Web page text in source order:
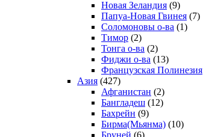
Новая Зеландия (9)
Папуа-Новая Гвинея (7)
Соломоновы о-ва (1)
Тимор (2)
Тонга о-ва (2)
Фиджи о-ва (13)
Французская Полинезия
Азия (427)
Афганистан (2)
Бангладеш (12)
Бахрейн (9)
Бирма(Мьянма) (10)
Бруней (6)